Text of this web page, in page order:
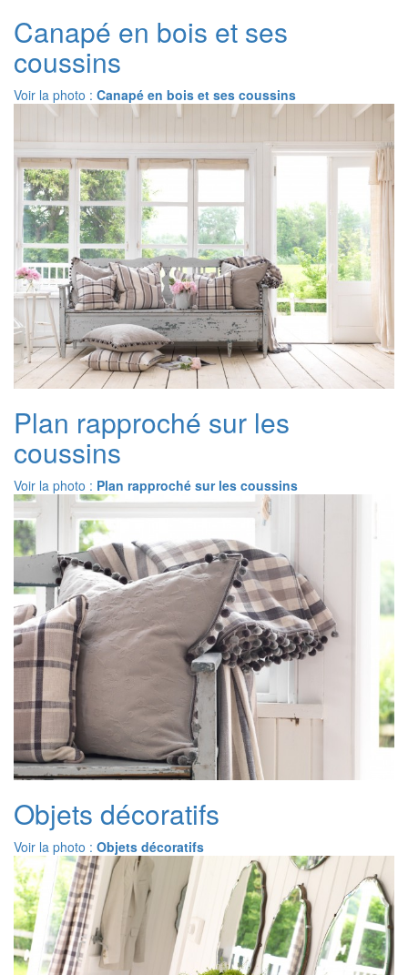
Canapé en bois et ses
coussins
Voir la photo : Canapé en bois et ses coussins
Plan rapproché sur les
coussins
Voir la photo : Plan rapproché sur les coussins
Objets décoratifs
Voir la photo : Objets décoratifs